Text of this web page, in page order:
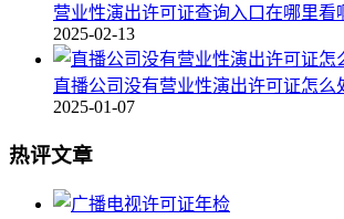
营业性演出许可证查询入口在哪里看
2025-02-13
直播公司没有营业性演出许可证怎么
2025-01-07
热评文章